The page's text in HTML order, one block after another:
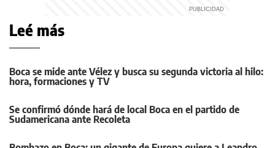
Leé más
Boca se mide ante Vélez y busca su segunda victoria al hilo:
hora, formaciones y TV
Se confirmó dónde hará de local Boca en el partido de
Sudamericana ante Recoleta